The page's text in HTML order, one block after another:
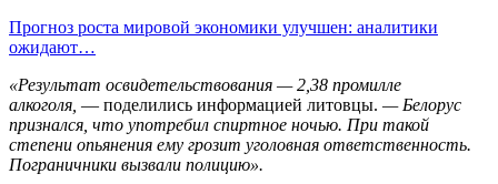
Прогноз роста мировой экономики улучшен: аналитики
ожидают…
«Результат освидетельствования — 2,38 промилле
алкоголя, — поделились информацией литовцы. — Белорус
признался, что употребил спиртное ночью. При такой
степени опьянения ему грозит уголовная ответственность.
Пограничники вызвали полицию».